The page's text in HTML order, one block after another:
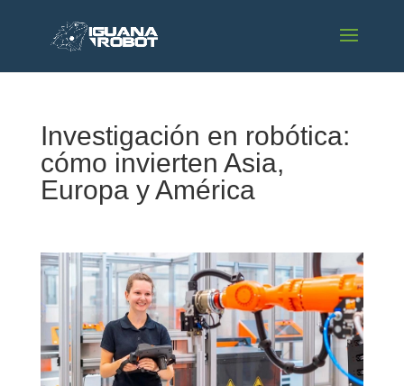
Investigación en robótica:
cómo invierten Asia,
Europa y América